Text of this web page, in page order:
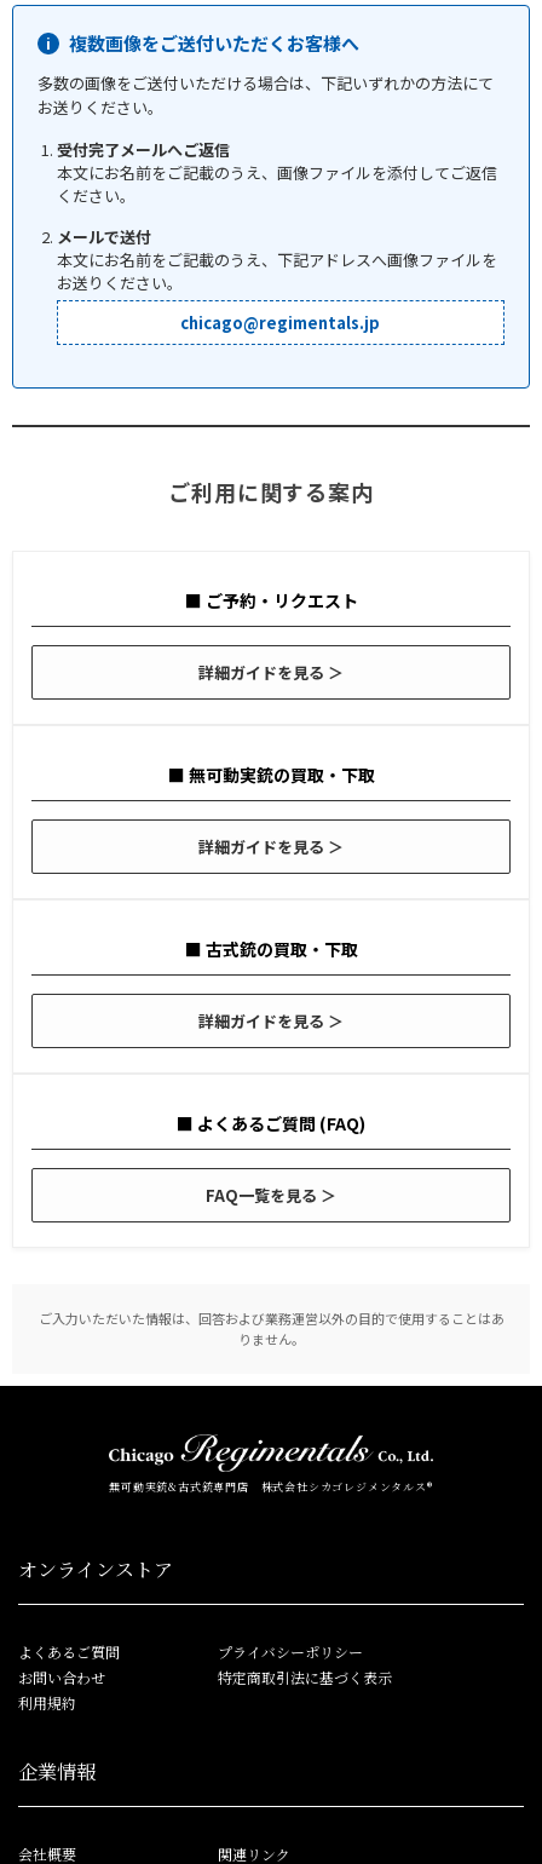
複数画像をご送付いただくお客様へ
多数の画像をご送付いただける場合は、下記いずれかの方法にて
お送りください。
受付完了メールへご返信
本文にお名前をご記載のうえ、画像ファイルを添付してご返信
ください。
メールで送付
本文にお名前をご記載のうえ、下記アドレスへ画像ファイルを
お送りください。
chicago@regimentals.jp
ご利用に関する案内
■ ご予約・リクエスト
詳細ガイドを見る ＞
■ 無可動実銃の買取・下取
詳細ガイドを見る ＞
■ 古式銃の買取・下取
詳細ガイドを見る ＞
■ よくあるご質問 (FAQ)
FAQ一覧を見る ＞
ご入力いただいた情報は、回答および業務運営以外の目的で使用することはあ
りません。
無可動実銃&古式銃専門店 株式会社シカゴレジメンタルス®
オンラインストア
よくあるご質問
お問い合わせ
利用規約
プライバシーポリシー
特定商取引法に基づく表示
企業情報
会社概要 関連リンク